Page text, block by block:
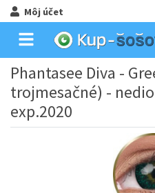
Môj účet
Phantasee Diva -
trojmesačné) -
exp.2020